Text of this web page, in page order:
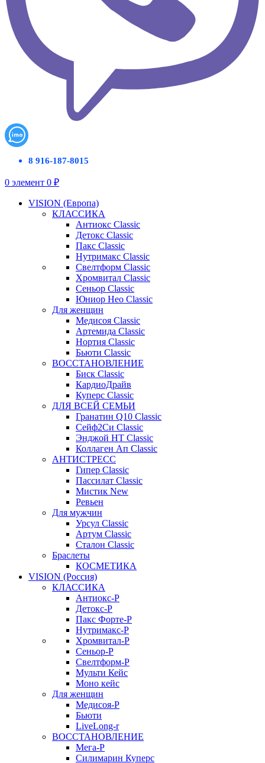
8 916-187-8015
0 элемент 0 ₽
VISION (Европа)
КЛАССИКА
Антиокс Classic
Детокс Classic
Пакс Classic
Нутримакс Classic
Свелтформ Classic
Хромвитал Classic
Сеньор Classic
Юниор Нео Classic
Для женщин
Медисоя Classic
Артемида Classic
Нортия Classic
Бьюти Classic
ВОССТАНОВЛЕНИЕ
Биск Classic
КардиоДрайв
Куперс Classic
ДЛЯ ВСЕЙ СЕМЬИ
Гранатин Q10 Classic
Сейф2Си Classic
Энджой НТ Classic
Коллаген Ап Classic
АНТИСТРЕСС
Гипер Classic
Пассилат Classic
Мистик New
Ревьен
Для мужчин
Урсул Classic
Артум Classic
Сталон Classic
Браслеты
КОСМЕТИКА
VISION (Россия)
КЛАССИКА
Антиокс-Р
Детокс-Р
Пакс Форте-Р
Нутримакс-Р
Хромвитал-Р
Сеньор-Р
Свелтформ-Р
Мульти Кейс
Моно кейс
Для женщин
Медисоя-Р
Бьюти
LiveLong-r
ВОССТАНОВЛЕНИЕ
Мега-Р
Силимарин Куперс